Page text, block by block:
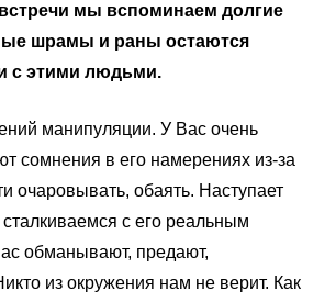
мы вспоминаем долгие
шрамы и раны остаются
с этими людьми.
манипуляции. У Вас очень
сомнения в его намерениях из-за
очаровывать, обаять. Наступает
с его реальным
обманывают, предают,
из окружения нам не верит. Как